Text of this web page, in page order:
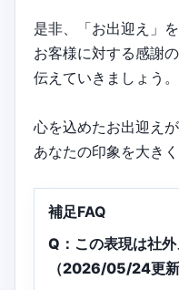
是非、「お出迎え」
お客様に対する感謝
伝えていきましょう。
心を込めたお出迎えが
あなたの印象を大き
補足FAQ
Q：この表現は社
（2026/05/24更新